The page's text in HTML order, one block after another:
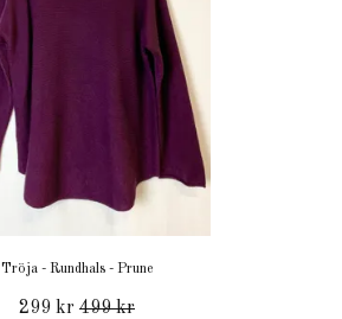
Tröja - Rundhals - Prune
299 kr 499 kr